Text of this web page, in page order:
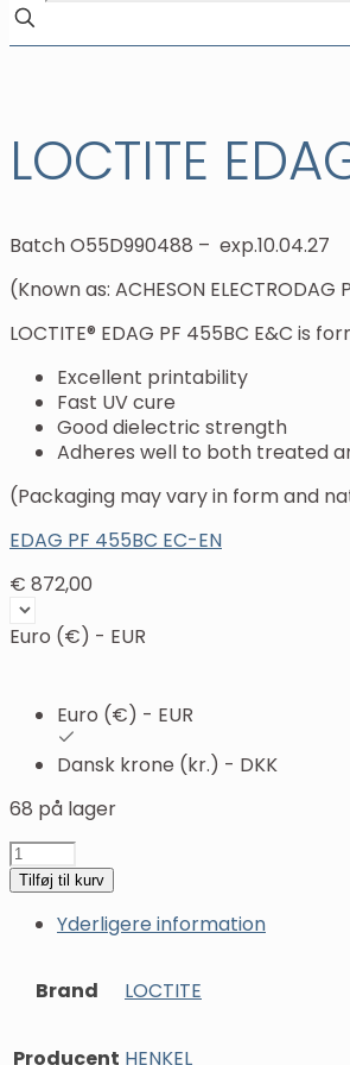
LOCTITE
Batch O55D990488 – exp.10.04.27
(Known as: ACHESON
LOCTITE® EDAG PF 455BC E&C is
Excellent printability
Fast UV cure
Good dielectric strength
Adheres well to both treated
(Packaging may vary in form and
EDAG PF 455BC EC-EN
€ 872,00
Euro (€) - EUR
Euro (€) - EUR
Dansk krone (kr.) - DKK
68 på lager
LOCTITE
EDAG
PF
455BC/1.0
IDH
antal
Tilføj til kurv
Yderligere information
Brand LOCTITE
Producent HENKEL